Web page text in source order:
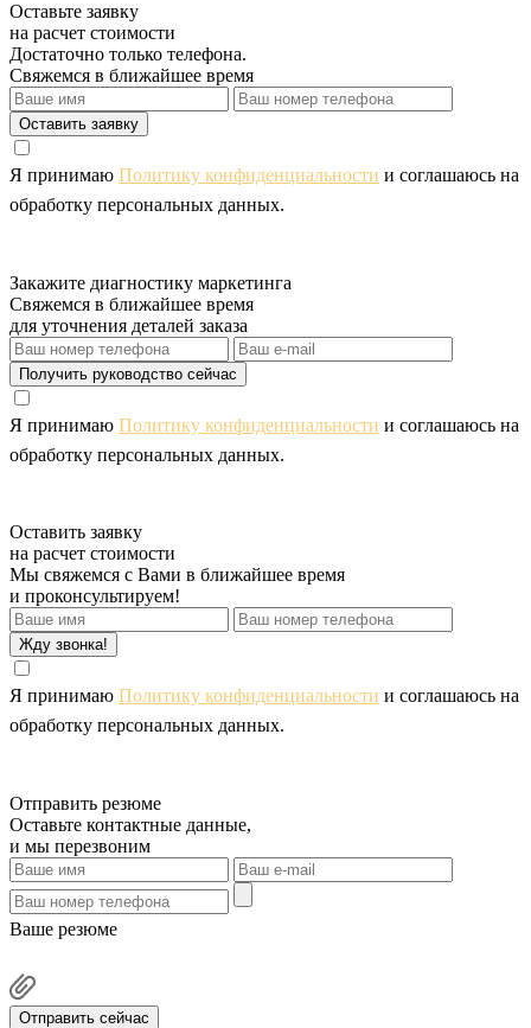
Оставьте заявку
на расчет стоимости
Достаточно только телефона.
Свяжемся в ближайшее время
Оставить заявку
Я принимаю Политику конфиденциальности и соглашаюсь на
обработку персональных данных.
Закажите диагностику маркетинга
Свяжемся в ближайшее время
для уточнения деталей заказа
Получить руководство сейчас
Я принимаю Политику конфиденциальности и соглашаюсь на
обработку персональных данных.
Оставить заявку
на расчет стоимости
Мы свяжемся с Вами в ближайшее время
и проконсультируем!
Жду звонка!
Я принимаю Политику конфиденциальности и соглашаюсь на
обработку персональных данных.
Отправить резюме
Оставьте контактные данные,
и мы перезвоним
Ваше резюме
Отправить сейчас